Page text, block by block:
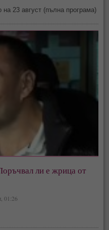
23 август (пълна програма)
ли е жрица от
01:26